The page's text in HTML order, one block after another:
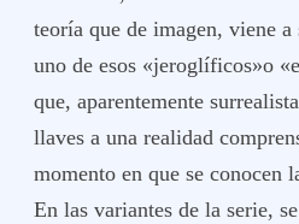
teoría que de imagen, viene
uno de esos «jeroglíficos»o
que, aparentemente
llaves a una realidad
momento en que se conocen
En las variantes de la serie,